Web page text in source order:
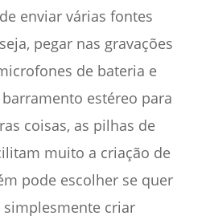
enviar várias fontes
pegar nas gravações
de bateria e
estéreo para
coisas, as pilhas de
muito a criação de
pode escolher se quer
criar